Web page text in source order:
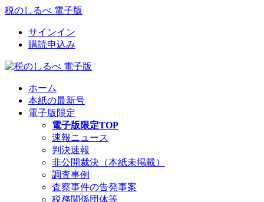
税のしるべ 電子版
サインイン
購読申込み
ホーム
本紙の最新号
電子版限定
電子版限定TOP
速報ニュース
判決速報
非公開裁決（本紙未掲載）
調査事例
査察事件の告発事案
税務関係団体等